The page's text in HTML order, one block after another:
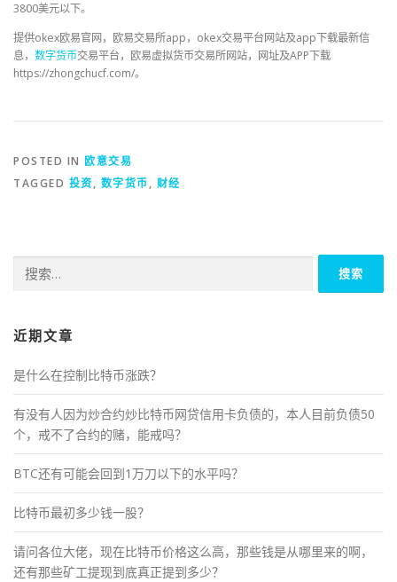
3800美元以下。
提供okex欧易官网，欧易交易所app，okex交易平台网站及app下载最新信
息， 数字货币交易平台，欧易虚拟货币交易所网站，网址及APP下载
https://zhongchucf.com/。
POSTED IN 欧意交易
TAGGED 投资, 数字货币, 财经
索：
近期文章
是什么在控制比特币涨跌？
有没有人因为炒合约炒比特币网贷信用卡负债的，本人目前负债50
个，戒不了合约的赌，能戒吗？
BTC还有可能会回到1万刀以下的水平吗？
比特币最初多少钱一股？
请问各位大佬，现在比特币价格这么高，那些钱是从哪里来的啊，
还有那些矿工提现到底真正提到多少？